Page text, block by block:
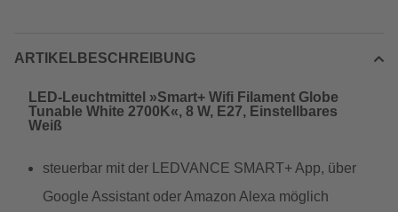
ARTIKELBESCHREIBUNG
LED-Leuchtmittel »Smart+ Wifi Filament Globe
Tunable White 2700K«, 8 W, E27, Einstellbares
Weiß
steuerbar mit der LEDVANCE SMART+ App, über
Google Assistant oder Amazon Alexa möglich